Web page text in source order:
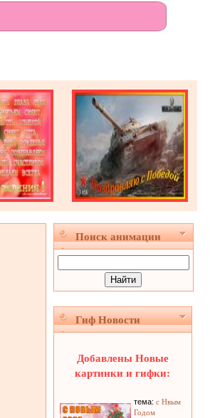
Поиск анимации
Гиф Новости
Добавлены Новые
картинки и гифки:
тема: с Нвым
Годом